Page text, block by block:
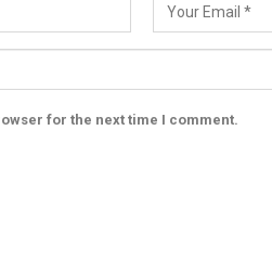
for the next time I comment.